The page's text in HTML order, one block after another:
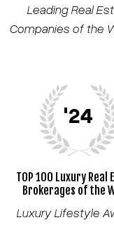
Leading Real
Companies of the
'24
TOP 100 Luxury Real
Brokerages of the
Luxury Lifestyle